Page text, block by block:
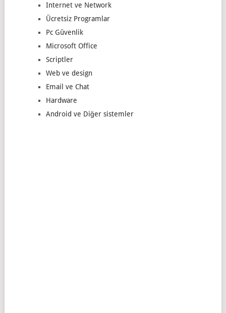
Internet ve Network
Ücretsiz Programlar
Pc Güvenlik
Microsoft Office
Scriptler
Web ve design
Email ve Chat
Hardware
Android ve Diğer sistemler